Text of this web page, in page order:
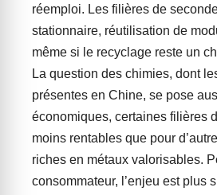
réemploi. Les filières de
stationnaire, réutilisation de
même si le recyclage reste un
La question des chimies, dont
présentes en Chine, se pose
économiques, certaines filières
moins rentables que pour
riches en métaux valorisables.
consommateur, l’enjeu est plus